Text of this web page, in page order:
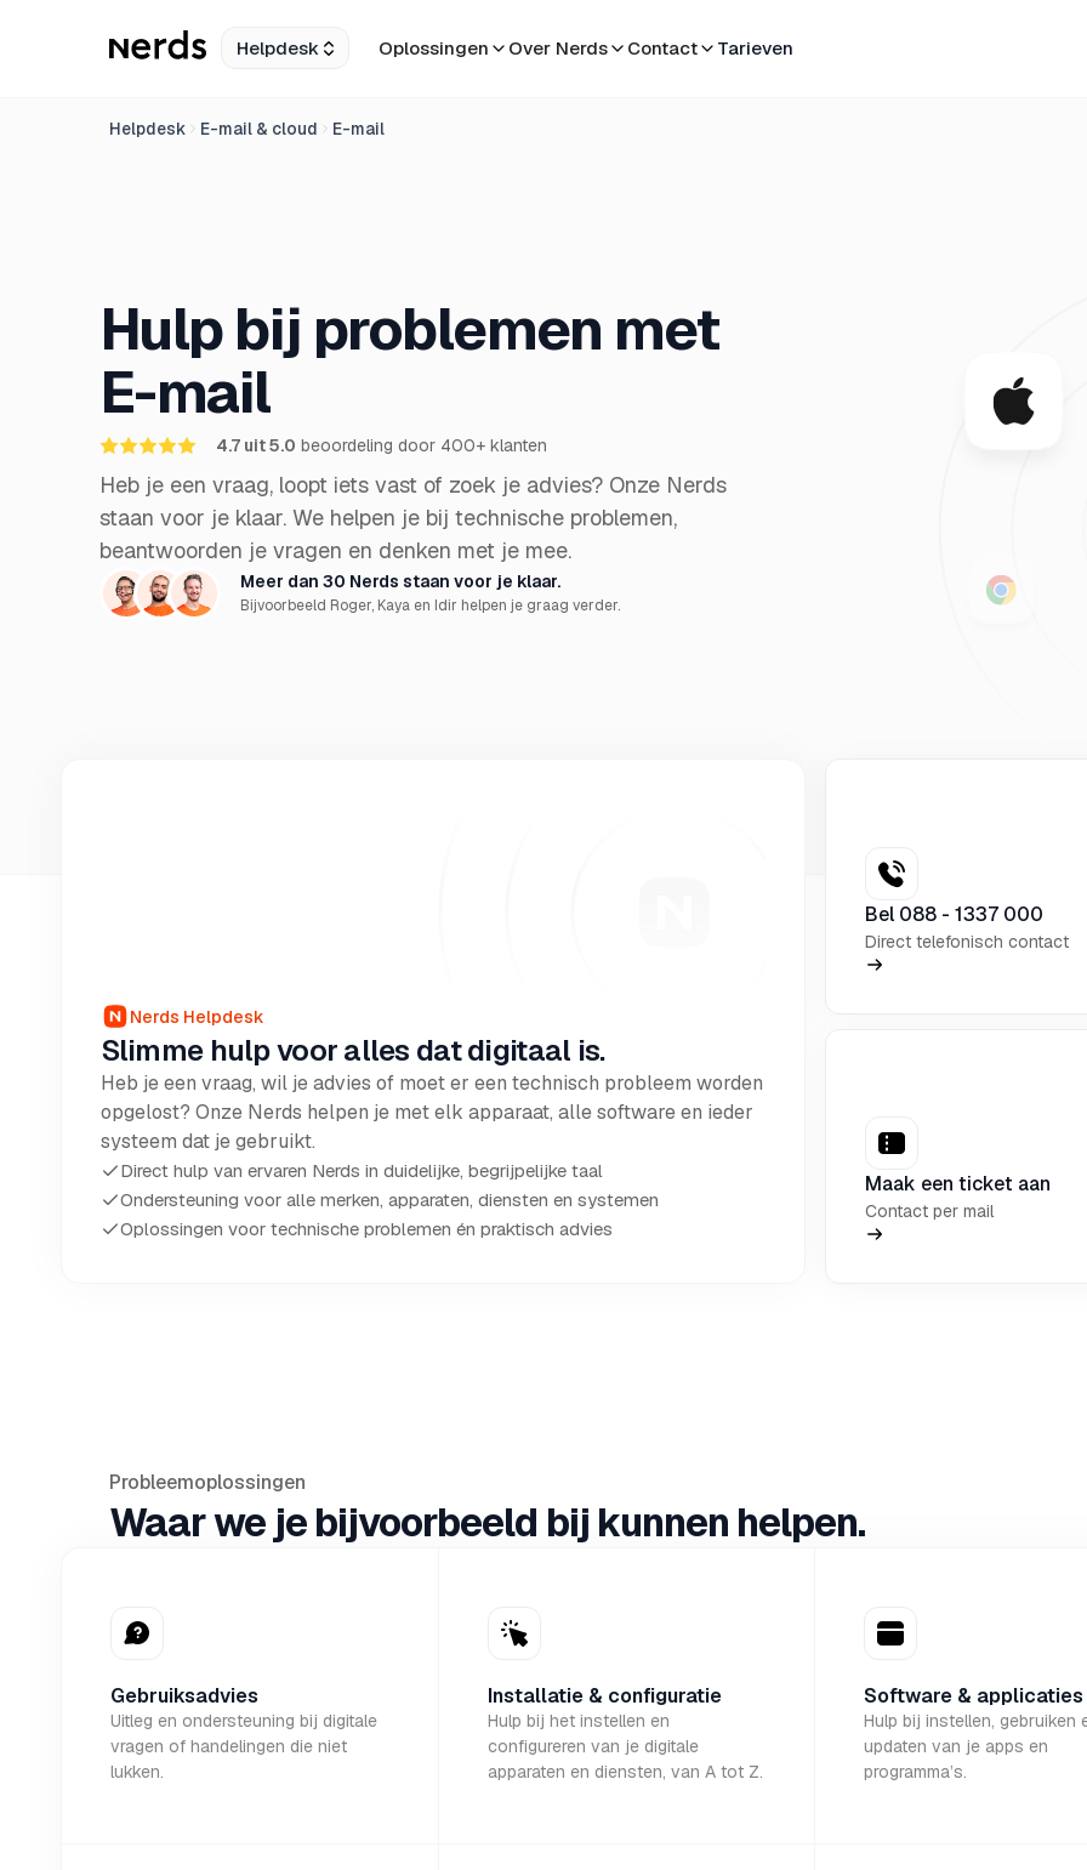
Helpdesk Oplossingen Over Nerds Contact Tarieven
Helpdesk E-mail & cloud E-mail
Hulp bij problemen met
E-mail
4.7 uit 5.0 beoordeling door 400+ klanten
Heb je een vraag, loopt iets vast of zoek je advies? Onze Nerds
staan voor je klaar. We helpen je bij technische problemen,
beantwoorden je vragen en denken met je mee.
Meer dan 30 Nerds staan voor je klaar.
Bijvoorbeeld Roger, Kaya en Idir helpen je graag verder.
Nerds Helpdesk
Slimme hulp voor alles dat digitaal is.
Heb je een vraag, wil je advies of moet er een technisch probleem worden
opgelost? Onze Nerds helpen je met elk apparaat, alle software en ieder
systeem dat je gebruikt.
Direct hulp van ervaren Nerds in duidelijke, begrijpelijke taal
Ondersteuning voor alle merken, apparaten, diensten en systemen
Oplossingen voor technische problemen én praktisch advies
Bel 088 - 1337 000
Direct telefonisch contact
Maak een ticket aan
Contact per mail
Probleemoplossingen
Waar we je bijvoorbeeld bij kunnen helpen.
Gebruiksadvies
Uitleg en ondersteuning bij digitale
vragen of handelingen die niet
lukken.
Installatie & configuratie
Hulp bij het instellen en
configureren van je digitale
apparaten en diensten, van A tot Z.
Software & applicaties
Hulp bij instellen, gebruiken
updaten van je apps en
programma’s.